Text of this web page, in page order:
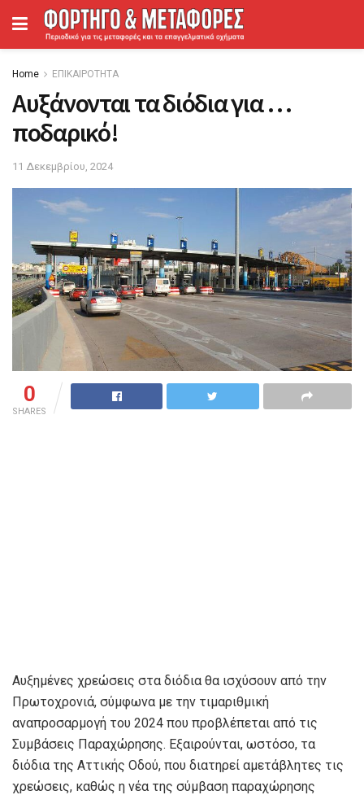
Home ΕΠΙΚΑΙΡΟΤΗΤΑ
Αυξάνονται τα διόδια για …
ποδαρικό!
11 Δεκεμβρίου, 2024
0
SHARES
Αυξημένες χρεώσεις στα διόδια θα ισχύσουν από την
Πρωτοχρονιά, σύμφωνα με την τιμαριθμική
αναπροσαρμογή του 2024 που προβλέπεται από τις
Συμβάσεις Παραχώρησης. Εξαιρούνται, ωστόσο, τα
διόδια της Αττικής Οδού, που διατηρεί αμετάβλητες τις
χρεώσεις, καθώς η νέα της σύμβαση παραχώρησης